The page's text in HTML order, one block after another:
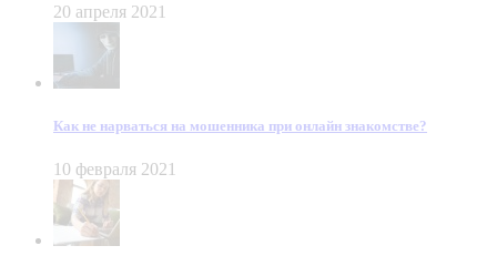
20 апреля 2021
Как не нарваться на мошенника при онлайн знакомстве?
10 февраля 2021